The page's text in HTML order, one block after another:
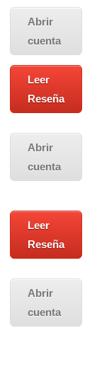
Abrir
cuenta
Leer
Reseña
Abrir
cuenta
Leer
Reseña
Abrir
cuenta